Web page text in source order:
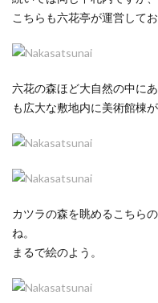
こちらも六花亭が運営してお
六花の森ほど大自然の中に
も広大な敷地内に美術館棟
カツラの森を眺めるこちら
ね。
まるで絵のよう。